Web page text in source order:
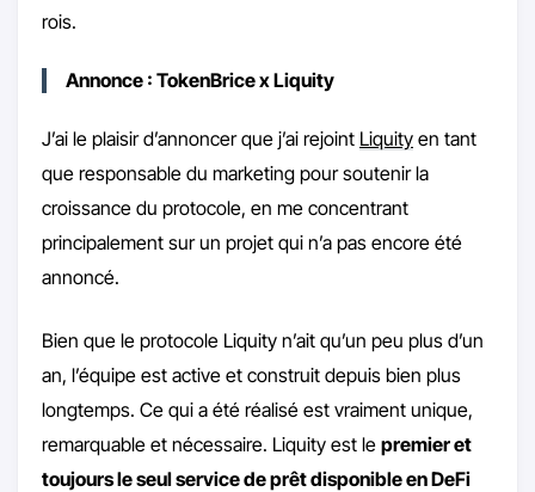
rois.
Annonce : TokenBrice x Liquity
J’ai le plaisir d’annoncer que j’ai rejoint Liquity en tant
que responsable du marketing pour soutenir la
croissance du protocole, en me concentrant
principalement sur un projet qui n’a pas encore été
annoncé.
Bien que le protocole Liquity n’ait qu’un peu plus d’un
an, l’équipe est active et construit depuis bien plus
longtemps. Ce qui a été réalisé est vraiment unique,
remarquable et nécessaire. Liquity est le premier et
toujours le seul service de prêt disponible en DeFi